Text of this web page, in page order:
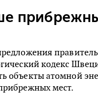
кодекс
объекты атомной
мест.